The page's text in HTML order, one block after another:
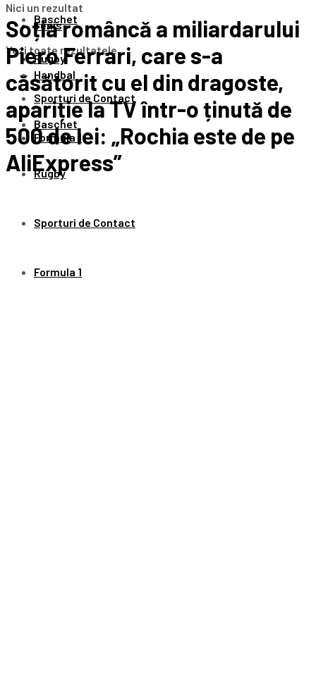
Baschet
Rugby
Sporturi de Contact
Formula 1
Tenis
Handbal
Baschet
Rugby
Sporturi de Contact
Formula 1
Nici un rezultat
Vezi toate rezultatele
Soția româncă a miliardarului
Piero Ferrari, care s-a
căsătorit cu el din dragoste,
apariție la TV într-o ținută de
500 de lei: „Rochia este de pe
AliExpress”